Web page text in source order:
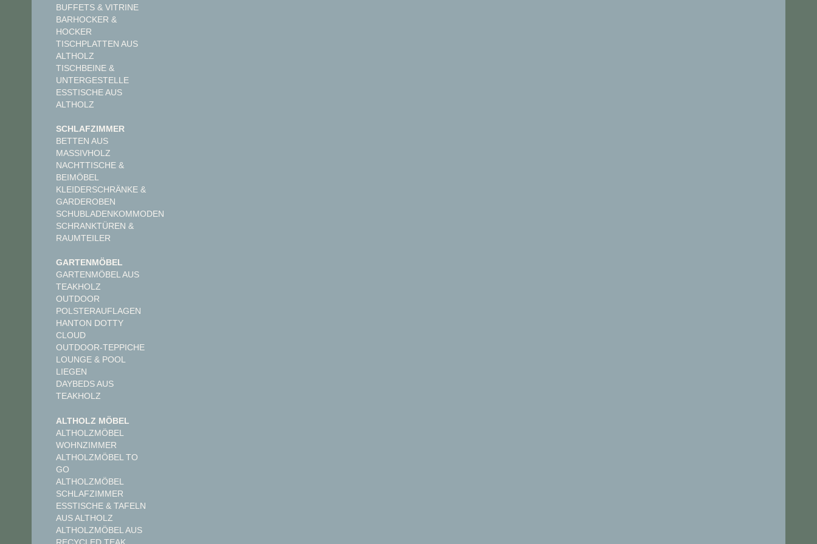
BUFFETS & VITRINE
BARHOCKER &
HOCKER
TISCHPLATTEN AUS
ALTHOLZ
TISCHBEINE &
UNTERGESTELLE
ESSTISCHE AUS
ALTHOLZ
SCHLAFZIMMER
BETTEN AUS
MASSIVHOLZ
NACHTTISCHE &
BEIMÖBEL
KLEIDERSCHRÄNKE &
GARDEROBEN
SCHUBLADENKOMMODEN
SCHRANKTÜREN &
RAUMTEILER
GARTENMÖBEL
GARTENMÖBEL AUS
TEAKHOLZ
OUTDOOR
POLSTERAUFLAGEN
HANTON DOTTY
CLOUD
OUTDOOR-TEPPICHE
LOUNGE & POOL
LIEGEN
DAYBEDS AUS
TEAKHOLZ
ALTHOLZ MÖBEL
ALTHOLZMÖBEL
WOHNZIMMER
ALTHOLZMÖBEL TO
GO
ALTHOLZMÖBEL
SCHLAFZIMMER
ESSTISCHE & TAFELN
AUS ALTHOLZ
ALTHOLZMÖBEL AUS
RECYCLED TEAK